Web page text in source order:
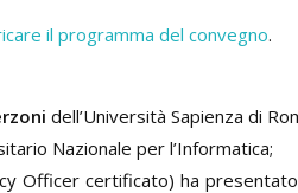
il programma del convegno.
dell’Università Sapienza di
Nazionale per l’Informatica;
Officer certificato) ha